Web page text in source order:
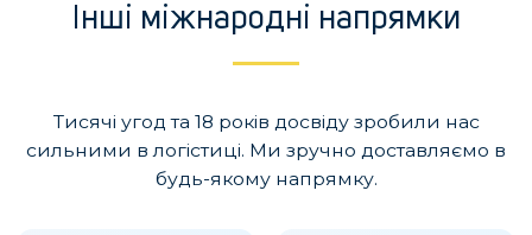
Інші міжнародні напрямки
Тисячі угод та 18 років досвіду зробили нас
сильними в логістиці. Ми зручно доставляємо в
будь-якому напрямку.